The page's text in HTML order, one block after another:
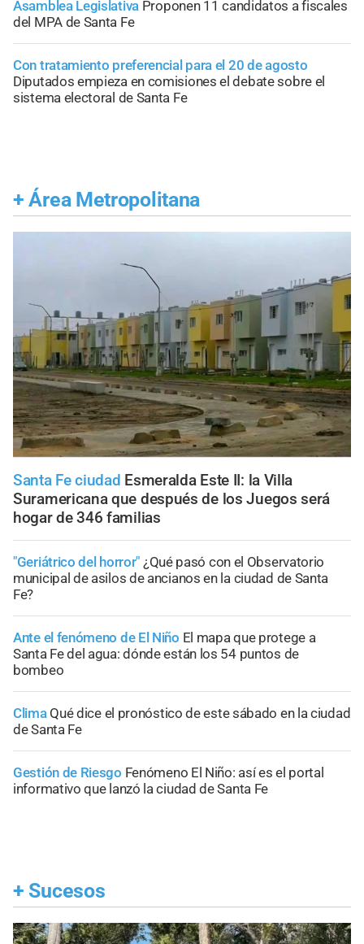
Asamblea Legislativa Proponen 11 candidatos a fiscales
del MPA de Santa Fe
Con tratamiento preferencial para el 20 de agosto
Diputados empieza en comisiones el debate sobre el
sistema electoral de Santa Fe
+ Área Metropolitana
Santa Fe ciudad Esmeralda Este II: la Villa
Suramericana que después de los Juegos será
hogar de 346 familias
"Geriátrico del horror" ¿Qué pasó con el Observatorio
municipal de asilos de ancianos en la ciudad de Santa
Fe?
Ante el fenómeno de El Niño El mapa que protege a
Santa Fe del agua: dónde están los 54 puntos de
bombeo
Clima Qué dice el pronóstico de este sábado en la ciudad
de Santa Fe
Gestión de Riesgo Fenómeno El Niño: así es el portal
informativo que lanzó la ciudad de Santa Fe
+ Sucesos